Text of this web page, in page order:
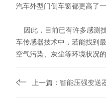
汽车外型门侧车窗都更高了
因此，目前已有许多感测
车传感器技术中，若能找到
空气污染、灰尘等环境状况的
上一篇： 智能压强变送